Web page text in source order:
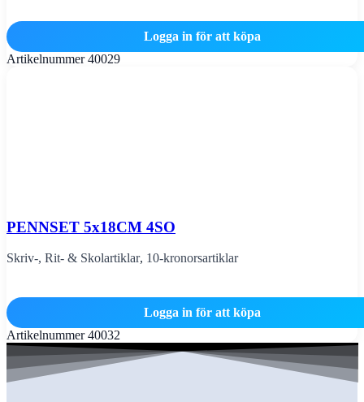
Logga in för att köpa
Artikelnummer40029
PENNSET 5x18CM 4SO
Skriv-, Rit- & Skolartiklar, 10-kronorsartiklar
Logga in för att köpa
Artikelnummer40032